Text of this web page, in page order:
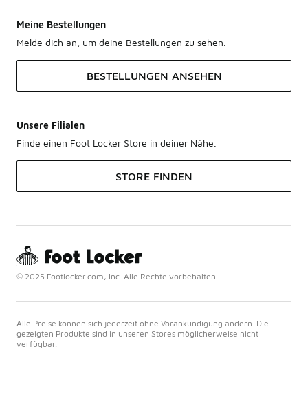
Meine Bestellungen
Melde dich an, um deine Bestellungen zu sehen.
BESTELLUNGEN ANSEHEN
Unsere Filialen
Finde einen Foot Locker Store in deiner Nähe.
STORE FINDEN
© 2025 Footlocker.com, Inc. Alle Rechte vorbehalten
Alle Preise können sich jederzeit ohne Vorankündigung ändern. Die
gezeigten Produkte sind in unseren Stores möglicherweise nicht
verfügbar.